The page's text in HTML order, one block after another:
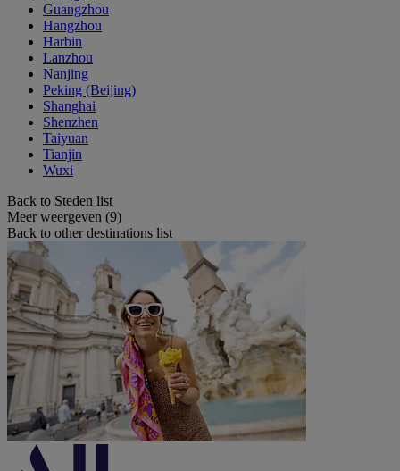
Guangzhou
Hangzhou
Harbin
Lanzhou
Nanjing
Peking (Beijing)
Shanghai
Shenzhen
Taiyuan
Tianjin
Wuxi
Back to Steden list
Meer weergeven (9)
Back to other destinations list